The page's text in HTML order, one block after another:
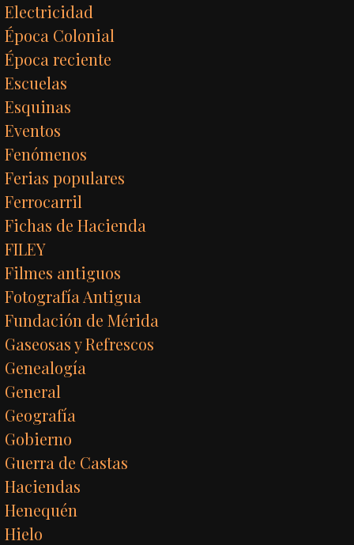
Electricidad
Época Colonial
Época reciente
Escuelas
Esquinas
Eventos
Fenómenos
Ferias populares
Ferrocarril
Fichas de Hacienda
FILEY
Filmes antiguos
Fotografía Antigua
Fundación de Mérida
Gaseosas y Refrescos
Genealogía
General
Geografía
Gobierno
Guerra de Castas
Haciendas
Henequén
Hielo